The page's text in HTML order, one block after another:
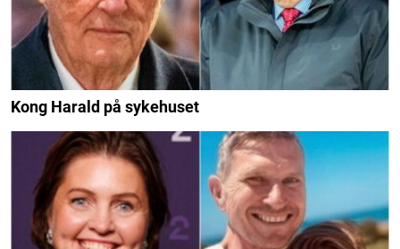
Kong Harald på sykehuset